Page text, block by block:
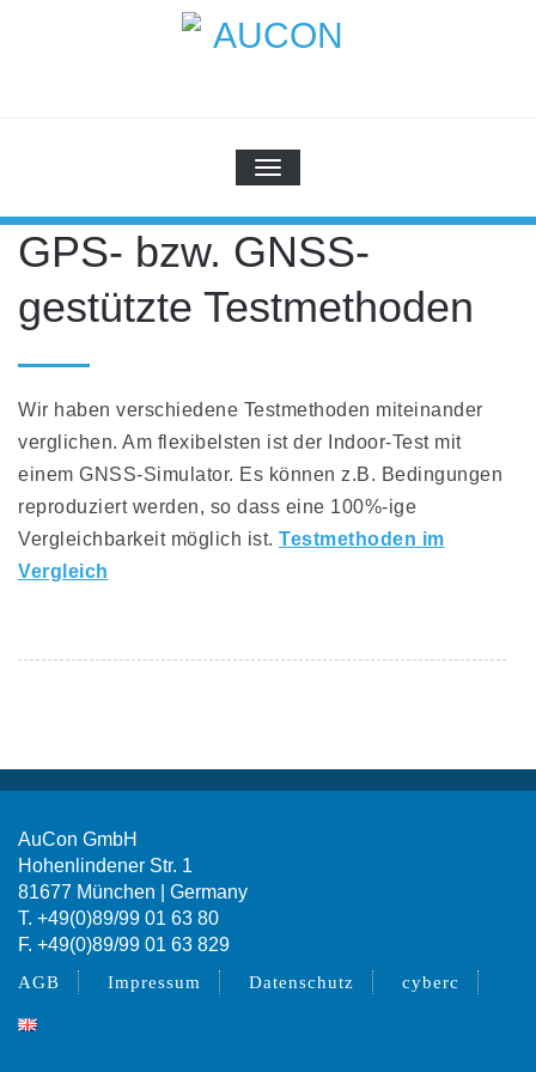
SCHALTE NAVIGATION
GPS- bzw. GNSS-
gestützte Testmethoden
Wir haben verschiedene Testmethoden miteinander
verglichen. Am flexibelsten ist der Indoor-Test mit
einem GNSS-Simulator. Es können z.B. Bedingungen
reproduziert werden, so dass eine 100%-ige
Vergleichbarkeit möglich ist. Testmethoden im
Vergleich
AuCon GmbH
Hohenlindener Str. 1
81677 München | Germany
T. +49(0)89/99 01 63 80
F. +49(0)89/99 01 63 829
AGB Impressum Datenschutz cyberc